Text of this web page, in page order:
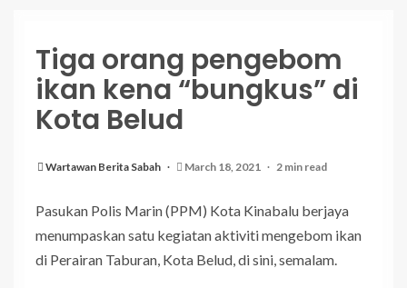
Tiga orang pengebom
ikan kena “bungkus” di
Kota Belud
Wartawan Berita Sabah March 18, 2021 2 min read
Pasukan Polis Marin (PPM) Kota Kinabalu berjaya
menumpaskan satu kegiatan aktiviti mengebom ikan
di Perairan Taburan, Kota Belud, di sini, semalam.